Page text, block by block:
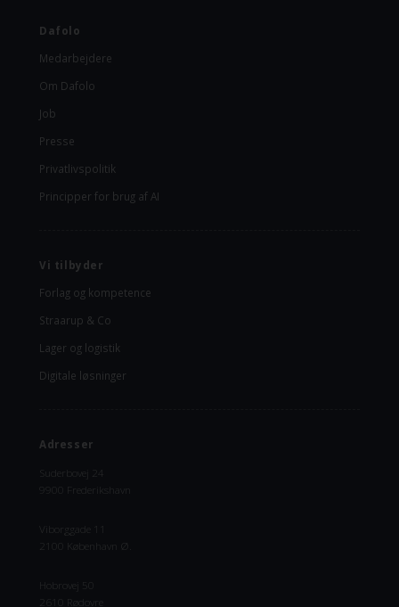
Dafolo
Medarbejdere
Om Dafolo
Job
Presse
Privatlivspolitik
Principper for brug af AI
Vi tilbyder
Forlag og kompetence
Straarup & Co
Lager og logistik
Digitale løsninger
Adresser
Suderbovej 24
9900 Frederikshavn
Viborggade 11
2100 København Ø.
Hobrovej 50
2610 Rødovre